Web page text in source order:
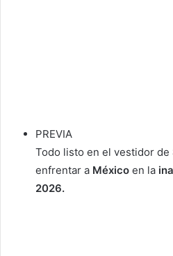
PREVIA
Todo listo en el vestidor de
enfrentar a México en la
2026.